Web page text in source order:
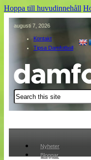
Hoppa till huvudinnehåll
augusti 7, 2026
Kontakt
Tipsa Damfotboll
Sök
Nyheter
Bloggar